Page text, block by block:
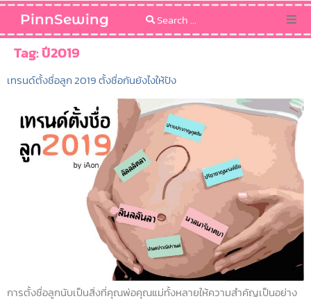
PinnSewing
Blog
Sewing Pattern
Tag:ปี2019
เทรนด์ตั้งชื่อลูก 2019 ตั้งชื่อกันยังไงให้ปัง
การตั้งชื่อลูกนับเป็นสิ่งที่คุณพ่อคุณแม่ทั้งหลายให้ความสำคัญเป็นอย่าง